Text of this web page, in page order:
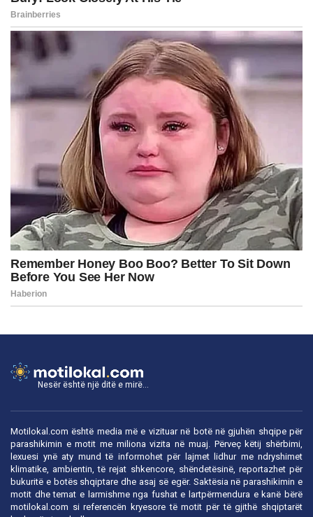
Nesër është një ditë e mirë...
Motilokal.com është media më e vizituar në botë në gjuhën shqipe për
parashikimin e motit me miliona vizita në muaj. Përveç këtij shërbimi,
lexuesi ynë aty mund të informohet për lajmet lidhur me ndryshimet
klimatike, ambientin, të rejat shkencore, shëndetësinë, reportazhet për
bukuritë e botës shqiptare dhe asaj së egër. Saktësia në parashikimin e
motit dhe temat e larmishme nga fushat e lartpërmendura e kanë bërë
motilokal.com si referencën kryesore të motit për të gjithë shqiptarët